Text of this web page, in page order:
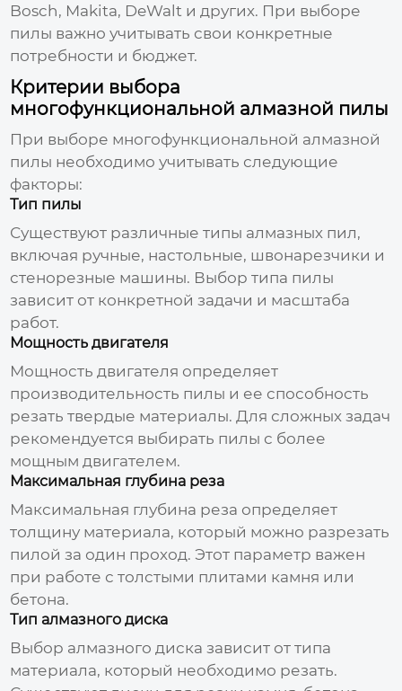
Bosch, Makita, DeWalt и других. При выборе
пилы важно учитывать свои конкретные
потребности и бюджет.
Критерии выбора
многофункциональной алмазной пилы
При выборе многофункциональной алмазной
пилы необходимо учитывать следующие
факторы:
Тип пилы
Существуют различные типы алмазных пил,
включая ручные, настольные, швонарезчики и
стенорезные машины. Выбор типа пилы
зависит от конкретной задачи и масштаба
работ.
Мощность двигателя
Мощность двигателя определяет
производительность пилы и ее способность
резать твердые материалы. Для сложных задач
рекомендуется выбирать пилы с более
мощным двигателем.
Максимальная глубина реза
Максимальная глубина реза определяет
толщину материала, который можно разрезать
пилой за один проход. Этот параметр важен
при работе с толстыми плитами камня или
бетона.
Тип алмазного диска
Выбор алмазного диска зависит от типа
материала, который необходимо резать.